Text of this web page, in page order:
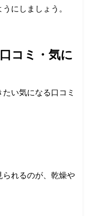
にしましょう。
コミ・気に
い気になる口コミ
られるのが、乾燥や